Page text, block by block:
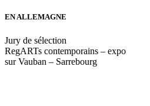
EN ALLEMAGNE
Jury de sélection
RegARTs contemporains – expo
sur Vauban – Sarrebourg